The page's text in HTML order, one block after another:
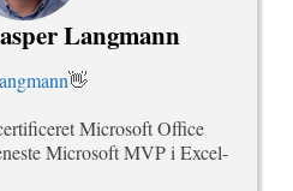
Langmann
👋
Microsoft Office
Microsoft MVP i Excel-